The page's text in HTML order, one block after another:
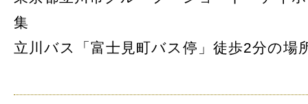
集
立川バス「富士見町バス停」徒歩2分の場